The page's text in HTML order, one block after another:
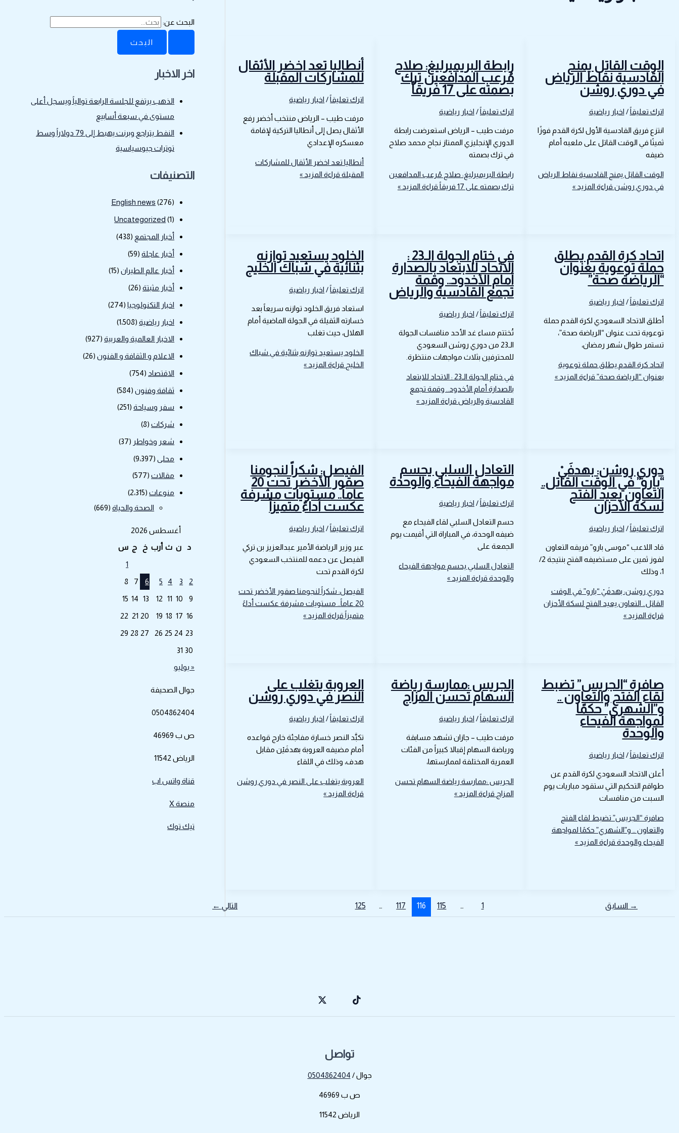
الوقت القاتل يمنح
القادسية نقاط الرياض
في دوري روشن
اترك تعليقاً / اخبار رياضية
انتزع فريق القادسية الأول لكرة القدم فوزًا
ثمينًا في الوقت القاتل على ملعبه أمام
ضيفه
الوقت القاتل يمنح القادسية نقاط الرياض
في دوري روشن قراءة المزيد »
‎رابطة البريميرليغ: صلاح
مُرعب المدافعين ترك
بصمته على 17 فريقاً
اترك تعليقاً/ اخبار رياضية
مرفت طيب – الرياض استعرضت رابطة
الدوري الإنجليزي الممتاز نجاح محمد صلاح
في ترك بصمته
‎رابطة البريميرليغ: صلاح مُرعب المدافعين
ترك بصمته على 17 فريقاً
قراءة المزيد »
أنطاليا تعد اخضر الأثقال
للمشاركات المقبلة
اترك تعليقاً/ اخبار رياضية
مرفت طيب – الرياض منتخب أخضر رفع
الأثقال يصل إلى أنطاليا التركية لإقامة
معسكره الإعدادي
أنطاليا تعد اخضر الأثقال للمشاركات
المقبلةقراءة المزيد »
اتحاد كرة القدم يطلق
حملة توعوية بعنوان
“الرياضة صحة”
اترك تعليقاً / اخبار رياضية
أطلق الاتحاد السعودي لكرة القدم حملة
توعوية تحت عنوان “الرياضة صحة”،
تستمر طوال شهر رمضان،
اتحاد كرة القدم يطلق حملة توعوية
بعنوان “الرياضة صحة” قراءة المزيد »
في ختام الجولة الـ23 :
الاتحاد للابتعاد بالصدارة
أمام الأخدود.. وقمة
تجمع القادسية والرياض
اترك تعليقاً/ اخبار رياضية
تُختتم مساء غد الأحد منافسات الجولة
الـ23 من دوري روشن السعودي
للمحترفين بثلاث مواجهات منتظرة.
في ختام الجولة الـ23 : الاتحاد للابتعاد
بالصدارة أمام الأخدود.. وقمة تجمع
القادسية والرياض قراءة المزيد »
الخلود يستعيد توازنه
بثنائية في شباك الخليج
اترك تعليقاً/ اخبار رياضية
استعاد فريق الخلود توازنه سريعاً بعد
خسارته الثقيلة في الجولة الماضية أمام
الهلال، حيث تغلب
الخلود يستعيد توازنه بثنائية في شباك
الخليج قراءة المزيد »
دوري روشن: بهدفَيْ
“بارو” في الوقت القاتل..
التعاون يعيد الفتح
لسكة الأحزان
اترك تعليقاً / اخبار رياضية
قاد اللاعب “موسى بارو” فريقه التعاون
لفوز ثمين على مستضيفه الفتح بنتيجة 2/
1، وذلك
دوري روشن: بهدفَيْ “بارو” في الوقت
القاتل.. التعاون يعيد الفتح لسكة الأحزان
قراءة المزيد »
التعادل السلبي يحسم
مواجهة الفيحاء والوحدة
اترك تعليقاً/ اخبار رياضية
حسم التعادل السلبي لقاء الفيحاء مع
ضيفه الوحدة، في المباراة التي أقيمت يوم
الجمعة على
التعادل السلبي يحسم مواجهة الفيحاء
والوحدة قراءة المزيد »
الفيصل: شكراً لنجومنا
صقور الأخضر تحت 20
عاماً.. مستويات مشرفة
عكست أداءً متميزاً
اترك تعليقاً/ اخبار رياضية
عبر وزير الرياضة الأمير عبدالعزيز بن تركي
الفيصل عن دعمه للمنتخب السعودي
لكرة القدم تحت
الفيصل: شكراً لنجومنا صقور الأخضر تحت
20 عاماً.. مستويات مشرفة عكست أداءً
متميزاًقراءة المزيد »
صافرة “الجريس” تضبط
لقاء الفتح والتعاون ..
و”الشهري” حكمًا
لمواجهة الفيحاء
والوحدة
اترك تعليقاً / اخبار رياضية
أعلن الاتحاد السعودي لكرة القدم عن
طواقم التحكيم التي ستقود مباريات يوم
السبت من منافسات
صافرة “الجريس” تضبط لقاء الفتح
والتعاون .. و”الشهري” حكمًا لمواجهة
الفيحاء والوحدة قراءة المزيد »
الجريس :ممارسة رياضة
السهام تحسن المزاج
اترك تعليقاً/ اخبار رياضية
مرفت طيب – جازان تشهد مسابقة
ورياضة السهام إقبالا كبيراً من الفئات
العمرية المختلفة لممارستها،
الجريس :ممارسة رياضة السهام تحسن
المزاج قراءة المزيد »
العروبة يتغلب على
النصر في دوري روشن
اترك تعليقاً/ اخبار رياضية
تكبَّد النصر خسارة مفاجئة خارج قواعده
أمام مضيفه العروبة بهدفَيْن مقابل
هدف، وذلك في اللقاء
العروبة يتغلب على النصر في دوري روشن
قراءة المزيد »
→ السابق 1
…
115
116
117
…
125 التالي ←
البحث عن:
اخر الاخبار
الذهب يرتفع للجلسة الرابعة توالياً ويسجل أعلى
مستوى في سبعة أسابيع
النفط يتراجع وبرنت يهبط إلى 79 دولاراً وسط
توترات جيوسياسية
التصنيفات
English news (276)
Uncategorized (1)
أخبار المجتمع (438)
أخبار عاجلة(59)
أخبار عالم الطيران(15)
أخبار مثبتة(26)
اخبار التكنولوجيا(274)
اخبار رياضية(1٬508)
الاخبار العالمية والعربية(927)
الاعلام و الثقافة و الفنون(26)
الاقتصاد (754)
ثقافة وفنون(584)
سفر وسياحة(251)
شركات(8)
شعر وخواطر (37)
محلى(9٬397)
مقالات(577)
منوعات(2٬315)
الصحة والحياة(669)
أغسطس 2026
د
ن ث أرب خ ج س
1
2
3
4
5
6
7
8
9
10
11
12
13
14
15
16
17
18
19
20
21
22
23
24
25
26
27
28
29
30
31
« يوليو
جوال الصحيفة
0504862404
ص ب 46969
الرياض 11542
قناة واتس اب
منصة X
تيك توك
تواصل
جوال / 0504862404
ص ب 46969
الرياض 11542